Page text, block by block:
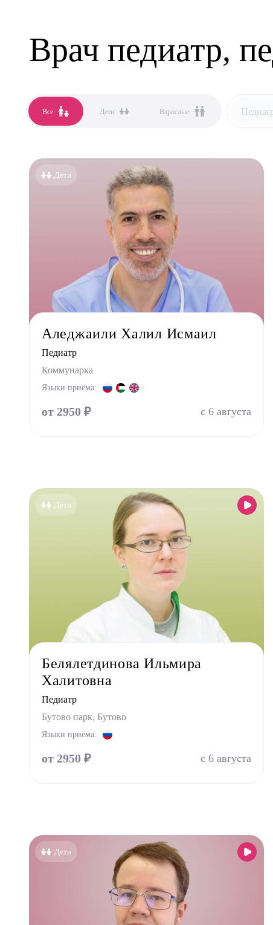
Врач педиатр,
Все Дети Взрослые
Дети
Аледжаили Халил Исмаил
Педиатр
Коммунарка
Языки приёма:
от 2950 ₽ с 6 августа
Дети
Белялетдинова Ильмира
Халитовна
Педиатр
Бутово парк, Бутово
Языки приёма:
от 2950 ₽ с 6 августа
Дети